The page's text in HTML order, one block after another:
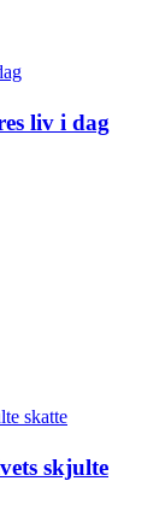
liv i dag
skjulte